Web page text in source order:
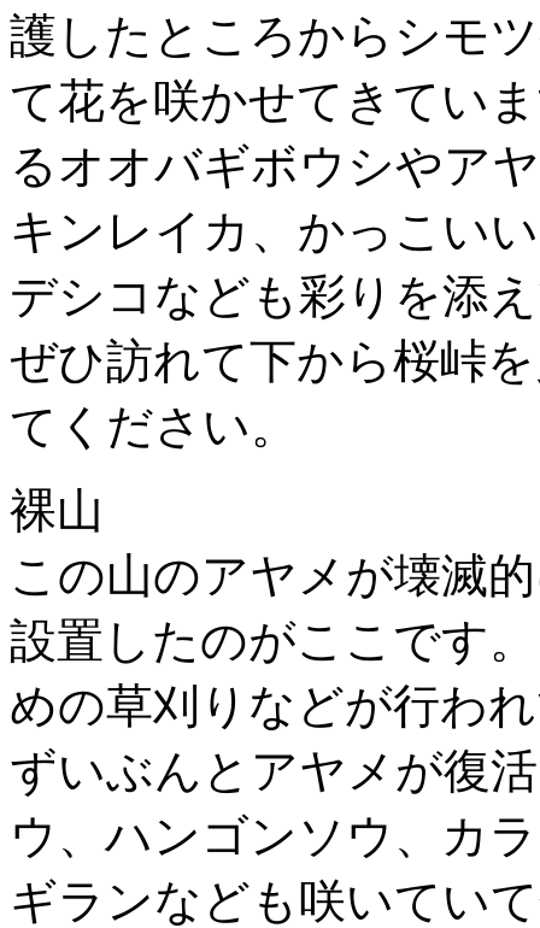
護したところからシモ
て花を咲かせてきてい
るオオバギボウシやア
キンレイカ、かっこい
デシコなども彩りを添
ぜひ訪れて下から桜峠
てください。
裸山
この山のアヤメが壊滅
設置したのがここです
めの草刈りなどが行わ
ずいぶんとアヤメが復
ウ、ハンゴンソウ、カ
ギランなども咲いてい